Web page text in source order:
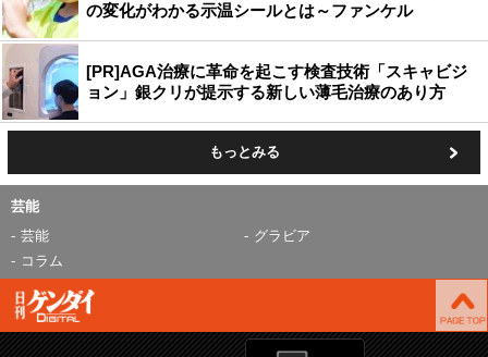
の変化がわかる示温シールとは～ファンケル
[PR]AGA治療に革命を起こす検査技術「スキャビジ
ョン」銀クリが提示する新しい薄毛治療のあり方
もっとみる
芸能
芸能
グラビア
コラム